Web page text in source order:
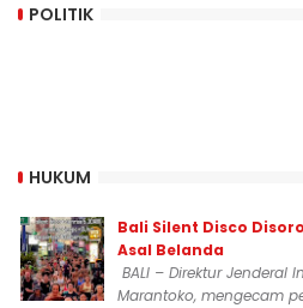
POLITIK
HUKUM
Bali Silent Disco
Asal Belanda
BALI – Direktur Jenderal
Marantoko, mengecam